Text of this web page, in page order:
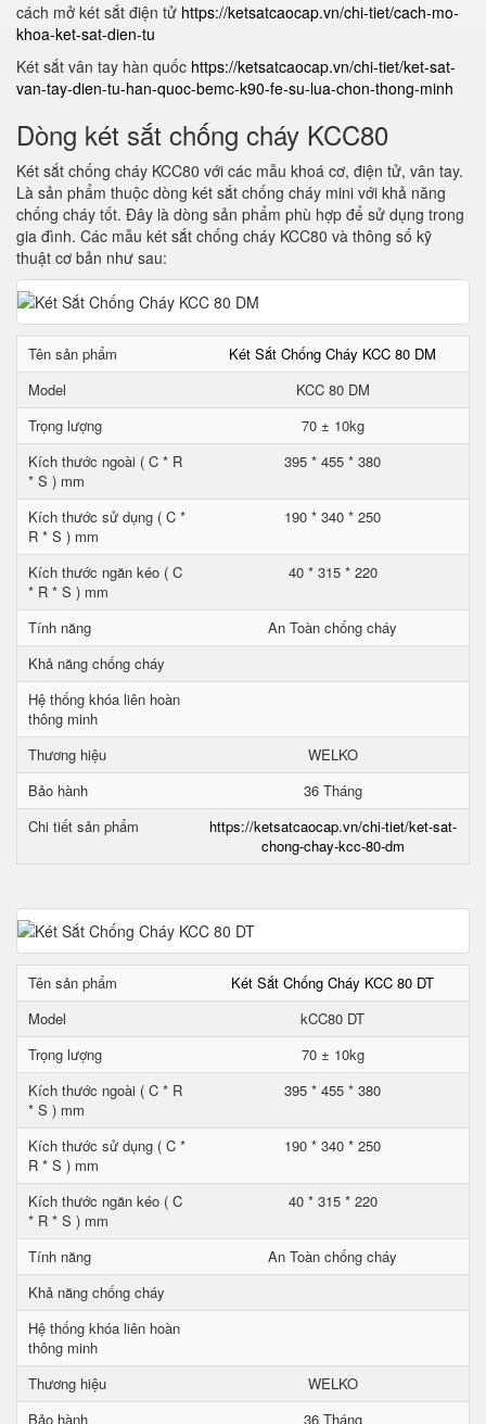
cách mở két sắt điện tử https://ketsatcaocap.vn/chi-tiet/cach-mo-
khoa-ket-sat-dien-tu
Két sắt vân tay hàn quốc https://ketsatcaocap.vn/chi-tiet/ket-sat-
van-tay-dien-tu-han-quoc-bemc-k90-fe-su-lua-chon-thong-minh
Dòng két sắt chống cháy KCC80
Két sắt chống cháy KCC80 với các mẫu khoá cơ, điện tử, vân tay.
Là sản phẩm thuộc dòng két sắt chống cháy mini với khả năng
chống cháy tốt. Đây là dòng sản phẩm phù hợp để sử dụng trong
gia đình. Các mẫu két sắt chống cháy KCC80 và thông số kỹ
thuật cơ bản như sau:
Tên sản phẩm
Két Sắt Chống Cháy KCC 80 DM
Model
KCC 80 DM
Trọng lượng
70 ± 10kg
Kích thước ngoài ( C * R
* S ) mm
395 * 455 * 380
Kích thước sử dụng ( C *
R * S ) mm
190 * 340 * 250
Kích thước ngăn kéo ( C
* R * S ) mm
40 * 315 * 220
Tính năng
An Toàn chống cháy
Khả năng chống cháy
Hệ thống khóa liên hoàn
thông minh
Thương hiệu
WELKO
Bảo hành
36 Tháng
Chi tiết sản phẩm
https://ketsatcaocap.vn/chi-tiet/ket-sat-
chong-chay-kcc-80-dm
Tên sản phẩm
Két Sắt Chống Cháy KCC 80 DT
Model
kCC80 DT
Trọng lượng
70 ± 10kg
Kích thước ngoài ( C * R
* S ) mm
395 * 455 * 380
Kích thước sử dụng ( C *
R * S ) mm
190 * 340 * 250
Kích thước ngăn kéo ( C
* R * S ) mm
40 * 315 * 220
Tính năng
An Toàn chống cháy
Khả năng chống cháy
Hệ thống khóa liên hoàn
thông minh
Thương hiệu
WELKO
Bảo hành
36 Tháng